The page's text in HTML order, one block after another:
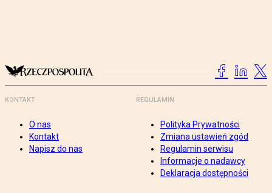
KONTAKT
O nas
Kontakt
Napisz do nas
REGULAMIN
Polityka Prywatności
Zmiana ustawień zgód
Regulamin serwisu
Informacje o nadawcy
Deklaracja dostępności